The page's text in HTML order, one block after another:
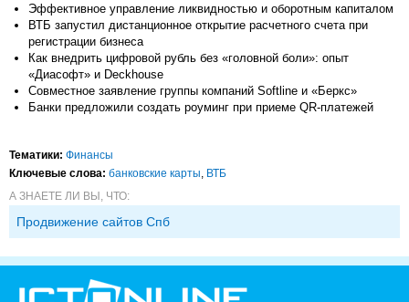
Эффективное управление ликвидностью и оборотным капиталом
ВТБ запустил дистанционное открытие расчетного счета при
регистрации бизнеса
Как внедрить цифровой рубль без «головной боли»: опыт
«Диасофт» и Deckhouse
Совместное заявление группы компаний Softline и «Беркс»
Банки предложили создать роуминг при приеме QR-платежей
Тематики: Финансы
Ключевые слова: банковские карты, ВТБ
А ЗНАЕТЕ ЛИ ВЫ, ЧТО:
Продвижение сайтов Спб